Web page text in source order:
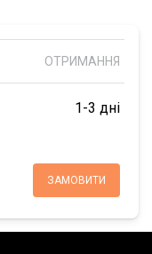
ОТРИМАННЯ
1-3 дні
ЗАМОВИТИ